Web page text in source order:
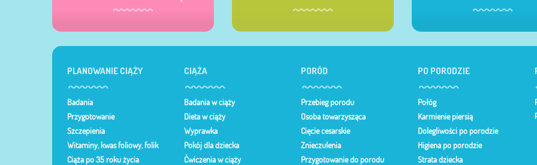
PLANOWANIE CIĄŻY
Badania
Przygotowanie
Szczepienia
Witaminy, kwas foliowy, folik
Ciąża po 35 roku życia
CIĄŻA
Badania w ciąży
Dieta w ciąży
Wyprawka
Pokój dla dziecka
Ćwiczenia w ciąży
PORÓD
Przebieg porodu
Osoba towarzysząca
Cięcie cesarskie
Znieczulenia
Przygotowanie do porodu
PO PORODZIE
Połóg
Karmienie piersią
Dolegliwości po porodzie
Higiena po porodzie
Strata dziecka